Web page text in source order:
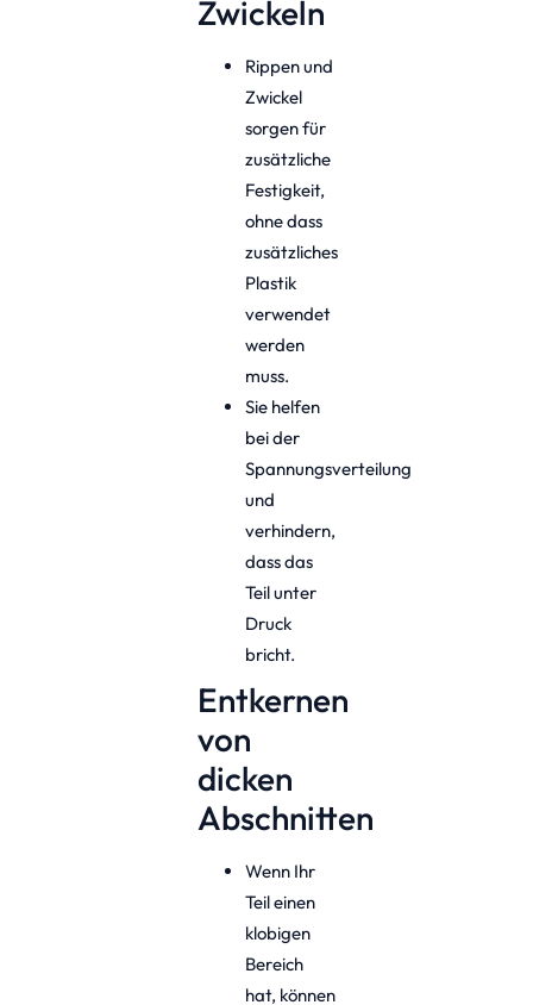
Zwickeln
Rippen und
Zwickel
sorgen für
zusätzliche
Festigkeit,
ohne dass
zusätzliches
Plastik
verwendet
werden
muss.
Sie helfen
bei der
Spannungsverteilung
und
verhindern,
dass das
Teil unter
Druck
bricht.
Entkernen
von
dicken
Abschnitten
Wenn Ihr
Teil einen
klobigen
Bereich
hat, können